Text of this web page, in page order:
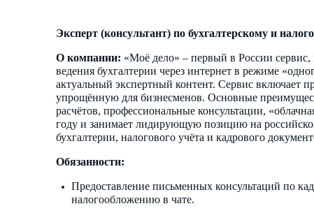
Эксперт (консультант) по бухгалтерскому и
О компании: «Моё дело» – первый в России сервис,
ведения бухгалтерии через интернет в режиме
актуальный экспертный контент. Сервис включает
упрощённую для бизнесменов. Основные
расчётов, профессиональные консультации,
году и занимает лидирующую позицию на
бухгалтерии, налогового учёта и кадрового
Обязанности:
Предоставление письменных консультаций по
налогообложению в чате.